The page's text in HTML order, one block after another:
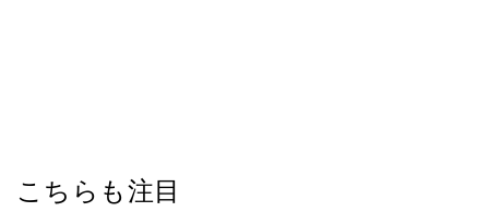
こちらも注目